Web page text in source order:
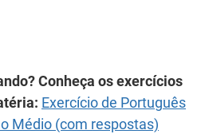
Conheça os exercícios
Exercício de Português
Médio (com respostas)